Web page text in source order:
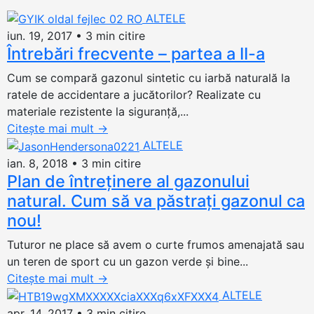
ALTELE
iun. 19, 2017 • 3 min citire
Întrebări frecvente – partea a II-a
Cum se compară gazonul sintetic cu iarbă naturală la
ratele de accidentare a jucătorilor? Realizate cu
materiale rezistente la siguranţă,...
Citește mai mult →
ALTELE
ian. 8, 2018 • 3 min citire
Plan de întreținere al gazonului
natural. Cum să va păstrați gazonul ca
nou!
Tuturor ne place să avem o curte frumos amenajată sau
un teren de sport cu un gazon verde și bine...
Citește mai mult →
ALTELE